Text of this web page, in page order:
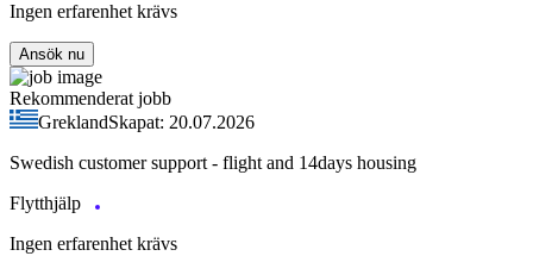
Ingen erfarenhet krävs
Ansök nu
Rekommenderat jobb
GreklandSkapat: 20.07.2026
Swedish customer support - flight and 14days housing
Flytthjälp
Ingen erfarenhet krävs